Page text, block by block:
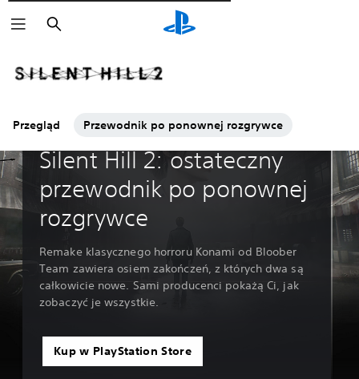
Wyszukaj
Przegląd Przewodnik po ponownej rozgrywce
Przewodniki i artykuły
Silent Hill 2: ostateczny
przewodnik po ponownej
rozgrywce
Remake klasycznego horroru Konami od Bloober
Team zawiera osiem zakończeń, z których dwa są
całkowicie nowe. Sami producenci pokażą Ci, jak
zobaczyć je wszystkie.
Kup w PlayStation Store